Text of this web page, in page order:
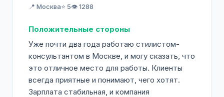
📍 Москва⭐ 5👁️ 1288
Положительные стороны
Уже почти два года работаю стилистом-
консультантом в Москве, и могу сказать, что
это отличное место для работы. Клиенты
всегда приятные и понимают, чего хотят.
Зарплата стабильная, и компания